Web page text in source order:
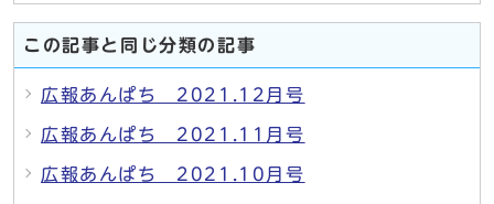
この記事と同じ分類の記事
広報あんぱち 2021.12月号
広報あんぱち 2021.11月号
広報あんぱち 2021.10月号